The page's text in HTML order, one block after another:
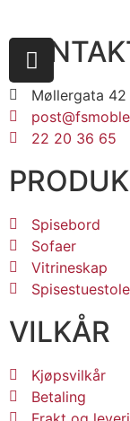
VILKÅR
Kjøpsvilkår
Betaling
Spisebord
Sofaer
Vitrineskap
Møllergata 42
22 20 36 65